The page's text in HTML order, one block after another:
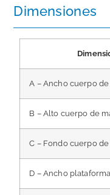
Dimensiones
A – Ancho cuerpo
B – Alto cuerpo de
C – Fondo cuerpo
D – Ancho plataforma